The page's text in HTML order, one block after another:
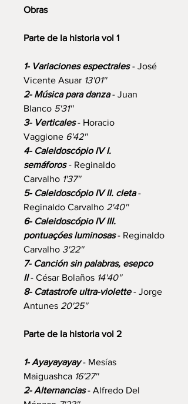
Obras
Parte de la historia vol 1
1- Variaciones espectrales- José
Vicente Asuar 13'01''
2- Música para danza- Juan
Blanco 5'31''
3- Verticales- Horacio
Vaggione 6'42''
4- Caleidoscópio IV I.
semáforos - Reginaldo
Carvalho 1'37''
5- Caleidoscópio IV II. cleta-
Reginaldo Carvalho 2'40''
6- Caleidoscópio IV III.
pontuaçóes luminosas- Reginaldo
Carvalho 3'22''
7- Canción sin palabras, esepco
II- César Bolaños 14'40''
8- Catastrofe ultra-violette- Jorge
Antunes 20'25''
Parte de la historia vol 2
1- Ayayayayay - Mesías
Maiguashca 16'27''
2- Alternancias- Alfredo Del